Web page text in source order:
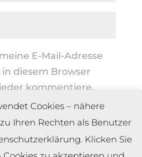
E-Mail-Adresse
diesem Browser
kommentiere.
Cookies – nähere
Ihren Rechten als Benutzer
Klicken Sie